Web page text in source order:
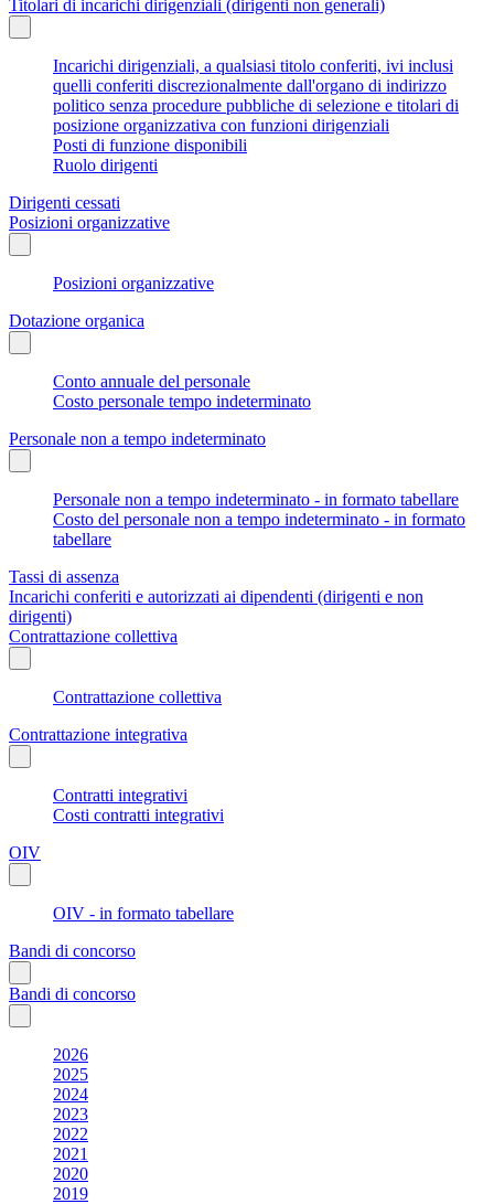
Titolari di incarichi dirigenziali (dirigenti non generali)
Incarichi dirigenziali, a qualsiasi titolo conferiti, ivi inclusi
quelli conferiti discrezionalmente dall'organo di indirizzo
politico senza procedure pubbliche di selezione e titolari di
posizione organizzativa con funzioni dirigenziali
Posti di funzione disponibili
Ruolo dirigenti
Dirigenti cessati
Posizioni organizzative
Posizioni organizzative
Dotazione organica
Conto annuale del personale
Costo personale tempo indeterminato
Personale non a tempo indeterminato
Personale non a tempo indeterminato - in formato tabellare
Costo del personale non a tempo indeterminato - in formato
tabellare
Tassi di assenza
Incarichi conferiti e autorizzati ai dipendenti (dirigenti e non
dirigenti)
Contrattazione collettiva
Contrattazione collettiva
Contrattazione integrativa
Contratti integrativi
Costi contratti integrativi
OIV
OIV - in formato tabellare
Bandi di concorso
Bandi di concorso
2026
2025
2024
2023
2022
2021
2020
2019